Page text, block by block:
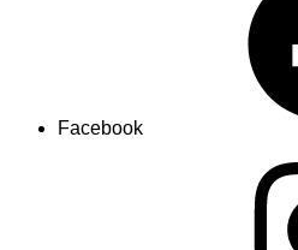
Facebook